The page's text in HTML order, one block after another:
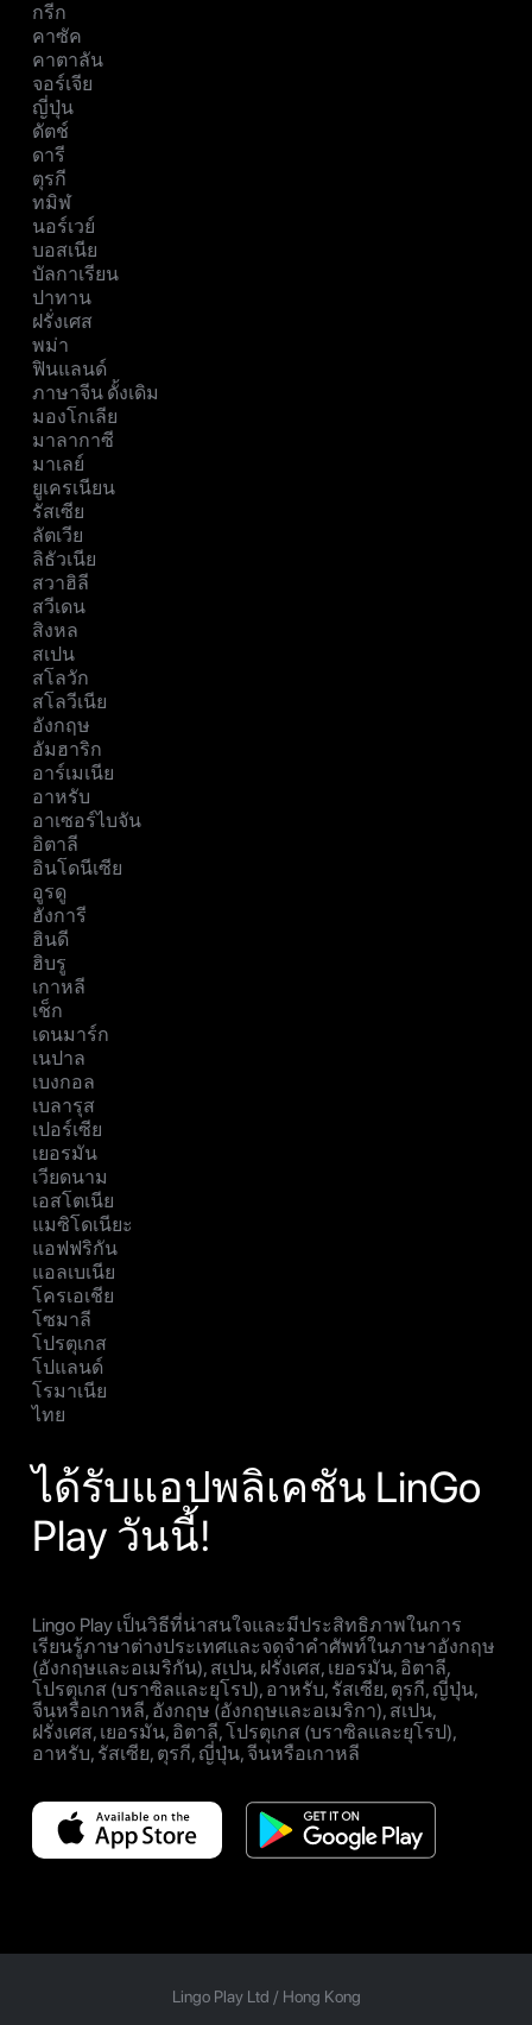
กรีก
คาซัค
คาตาลัน
จอร์เจีย
ญี่ปุ่น
ดัตช์
ดารี
ตุรกี
ทมิฬ
นอร์เวย์
บอสเนีย
บัลกาเรียน
ปาทาน
ฝรั่งเศส
พม่า
ฟินแลนด์
ภาษาจีน ดั้งเดิม
มองโกเลีย
มาลากาซี
มาเลย์
ยูเครเนียน
รัสเซีย
ลัตเวีย
ลิธัวเนีย
สวาฮิลี
สวีเดน
สิงหล
สเปน
สโลวัก
สโลวีเนีย
อังกฤษ
อัมฮาริก
อาร์เมเนีย
อาหรับ
อาเซอร์ไบจัน
อิตาลี
อินโดนีเซีย
อูรดู
ฮังการี
ฮินดี
ฮิบรู
เกาหลี
เช็ก
เดนมาร์ก
เนปาล
เบงกอล
เบลารุส
เปอร์เซีย
เยอรมัน
เวียดนาม
เอสโตเนีย
แมซิโดเนียะ
แอฟฟริกัน
แอลเบเนีย
โครเอเชีย
โซมาลี
โปรตุเกส
โปแลนด์
โรมาเนีย
ไทย
ได้รับแอปพลิเคชัน LinGo
Play วันนี้!
Lingo Play เป็นวิธีที่น่าสนใจและมีประสิทธิภาพในการ
เรียนรู้ภาษาต่างประเทศและจดจำคำศัพท์ในภาษาอังกฤษ
(อังกฤษและอเมริกัน), สเปน, ฝรั่งเศส, เยอรมัน, อิตาลี,
โปรตุเกส (บราซิลและยุโรป), อาหรับ, รัสเซีย, ตุรกี, ญี่ปุ่น,
จีนหรือเกาหลี, อังกฤษ (อังกฤษและอเมริกา), สเปน,
ฝรั่งเศส, เยอรมัน, อิตาลี, โปรตุเกส (บราซิลและยุโรป),
อาหรับ, รัสเซีย, ตุรกี, ญี่ปุ่น, จีนหรือเกาหลี
Lingo Play Ltd / Hong Kong